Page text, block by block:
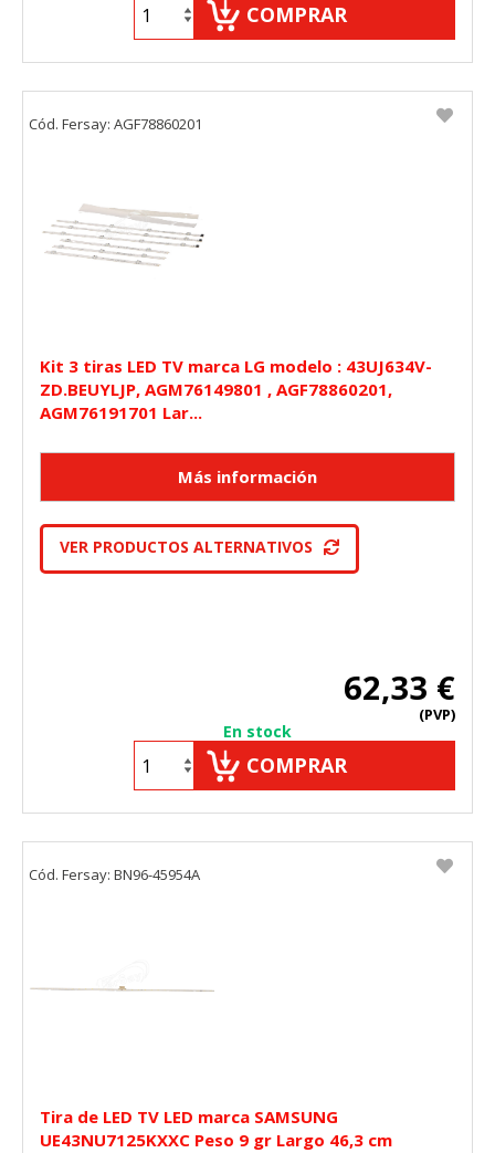
COMPRAR
Kit 3 tiras LED TV marca LG modelo : 43UJ634V-
ZD.BEUYLJP, AGM76149801 , AGF78860201,
AGM76191701 Lar...
VER PRODUCTOS ALTERNATIVOS
62,33 €
(PVP)
En stock
COMPRAR
Cód. Fersay: AGF78860201
Tira de LED TV LED marca SAMSUNG
UE43NU7125KXXC Peso 9 gr Largo 46,3 cm
Cód. Fersay: BN96-45954A